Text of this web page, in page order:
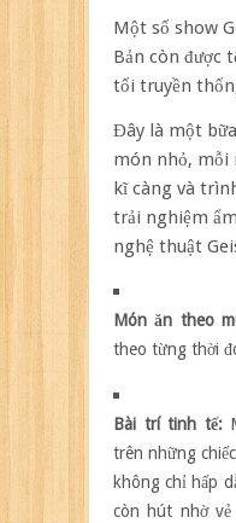
Một số show
Bản còn được
tối truyền
Đây là một
món nhỏ, mỗi
kĩ càng và
trải nghiệm
nghệ thuật
Món ăn theo
theo từng thời
Bài trí tinh tế:
trên những
không chỉ hấp
còn hút nhờ vẻ